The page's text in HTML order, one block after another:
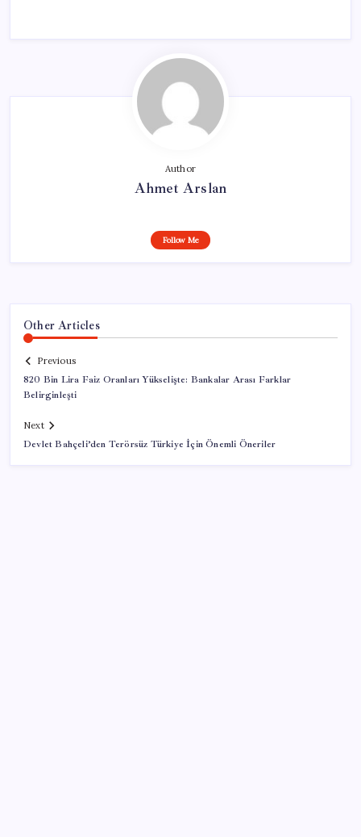
Author
Ahmet Arslan
Follow Me
Other Articles
Previous
820 Bin Lira Faiz Oranları Yükselişte: Bankalar Arası Farklar
Belirginleşti
Next
Devlet Bahçeli’den Terörsüz Türkiye İçin Önemli Öneriler